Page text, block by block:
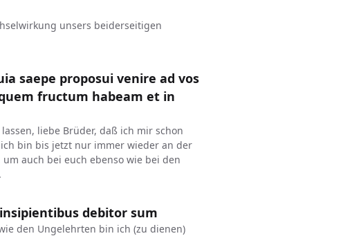
unsers beiderseitigen
saepe proposui venire ad vos
fructum habeam et in
liebe Brüder, daß ich mir schon
bin bis jetzt nur immer wieder an der
auch bei euch ebenso wie bei den
debitor sum
den Ungelehrten bin ich (zu dienen)